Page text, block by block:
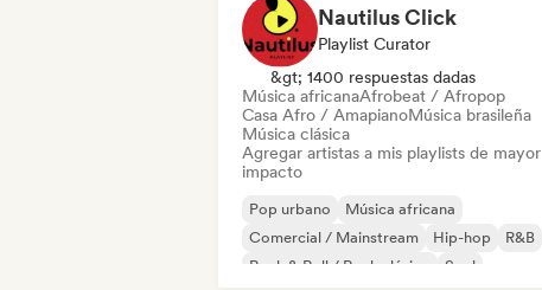
Nautilus Click
Playlist Curator
&gt; 1400 respuestas dadas
Música africanaAfrobeat / Afropop
Casa Afro / AmapianoMúsica brasileña
Música clásica
Agregar artistas a mis playlists de mayor
impacto
Pop urbano
Música africana
Comercial / Mainstream
Hip-hop
R&B
Rock & Roll / Rock clásico
Soul